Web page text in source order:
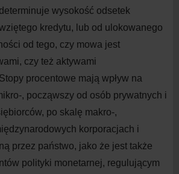
wysokość odsetek
kredytu, lub od ulokowanego
od tego, czy mowa jest
czy też aktywami
procentowe mają wpływ na
, począwszy od osób prywatnych i
po skalę makro-,
korporacjach i
przez państwo, jako że jest także
polityki monetarnej, regulującym